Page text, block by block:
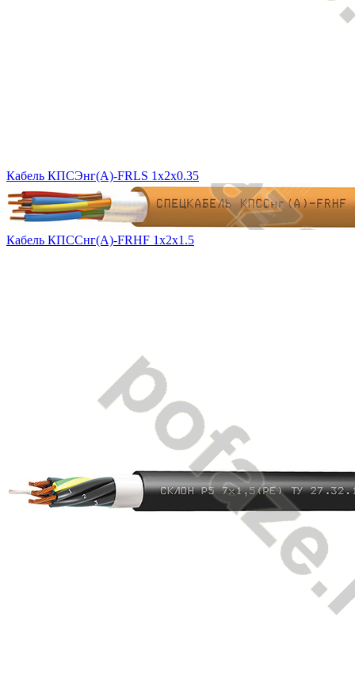
Кабель КПСЭнг(A)-FRLS 1x2x0.35
Кабель КПССнг(А)-FRHF 1х2х1.5